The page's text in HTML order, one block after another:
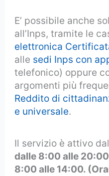
E’ possibile anche
all’Inps, tramite le
elettronica
alle sedi Inps con
telefonico) oppure
argomenti più
Reddito di
e universale.
Il servizio è attivo dal
dalle 8:00 alle
8:00 alle 14:00.